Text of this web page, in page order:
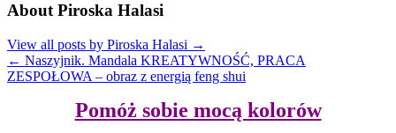
About Piroska Halasi
View all posts by Piroska Halasi →
← Naszyjnik. Mandala KREATYWNOŚĆ, PRACA
ZESPOŁOWA – obraz z energią feng shui
Pomóż sobie mocą kolorów